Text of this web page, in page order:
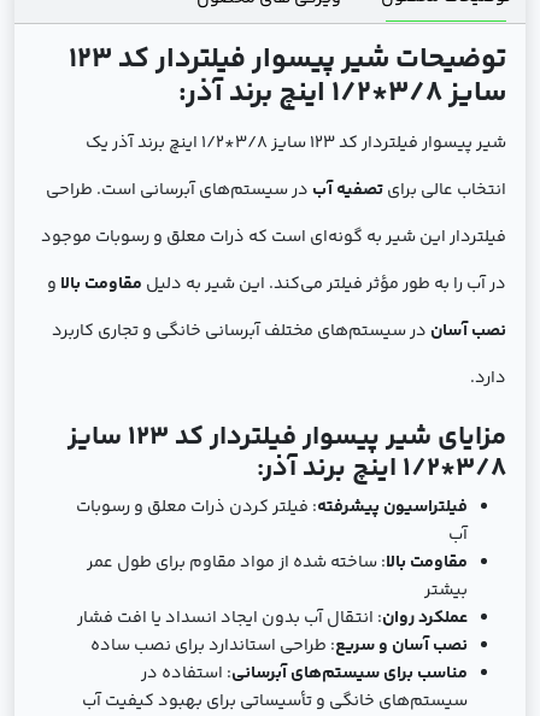
توضیحات شیر پیسوار فیلتردار کد 123
سایز 3/8*1/2 اینچ برند آذر:
شیر پیسوار فیلتردار کد 123 سایز 3/8*1/2 اینچ برند آذر یک
انتخاب عالی برایتصفیه آب در سیستم‌های آبرسانی است. طراحی
فیلتردار این شیر به گونه‌ای است که ذرات معلق و رسوبات موجود
در آب را به طور مؤثر فیلتر می‌کند. این شیر به دلیل مقاومت بالا و
نصب آسان در سیستم‌های مختلف آبرسانی خانگی و تجاری کاربرد
دارد.
مزایای شیر پیسوار فیلتردار کد 123 سایز
3/8*1/2 اینچ برند آذر:
فیلتراسیون پیشرفته: فیلتر کردن ذرات معلق و رسوبات
آب
مقاومت بالا: ساخته شده از مواد مقاوم برای طول عمر
بیشتر
عملکرد روان: انتقال آب بدون ایجاد انسداد یا افت فشار
نصب آسان و سریع: طراحی استاندارد برای نصب ساده
مناسب برای سیستم‌های آبرسانی: استفاده در
سیستم‌های خانگی و تأسیساتی برای بهبود کیفیت آب